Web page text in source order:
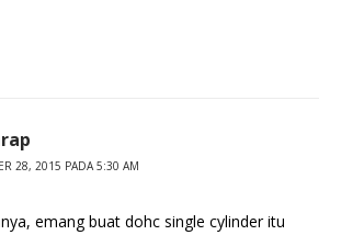
28, 2015 PADA 5:30 AM
emang buat dohc single cylinder itu